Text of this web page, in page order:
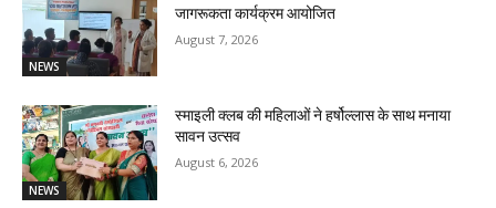
NEWS
जागरूकता कार्यक्रम आयोजित
August 7, 2026
NEWS
स्माइली क्लब की महिलाओं ने हर्षोल्लास के साथ मनाया
सावन उत्सव
August 6, 2026